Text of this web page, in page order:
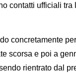
contatti ufficiali tra
concretamente
scorsa e poi a
rientrato dal